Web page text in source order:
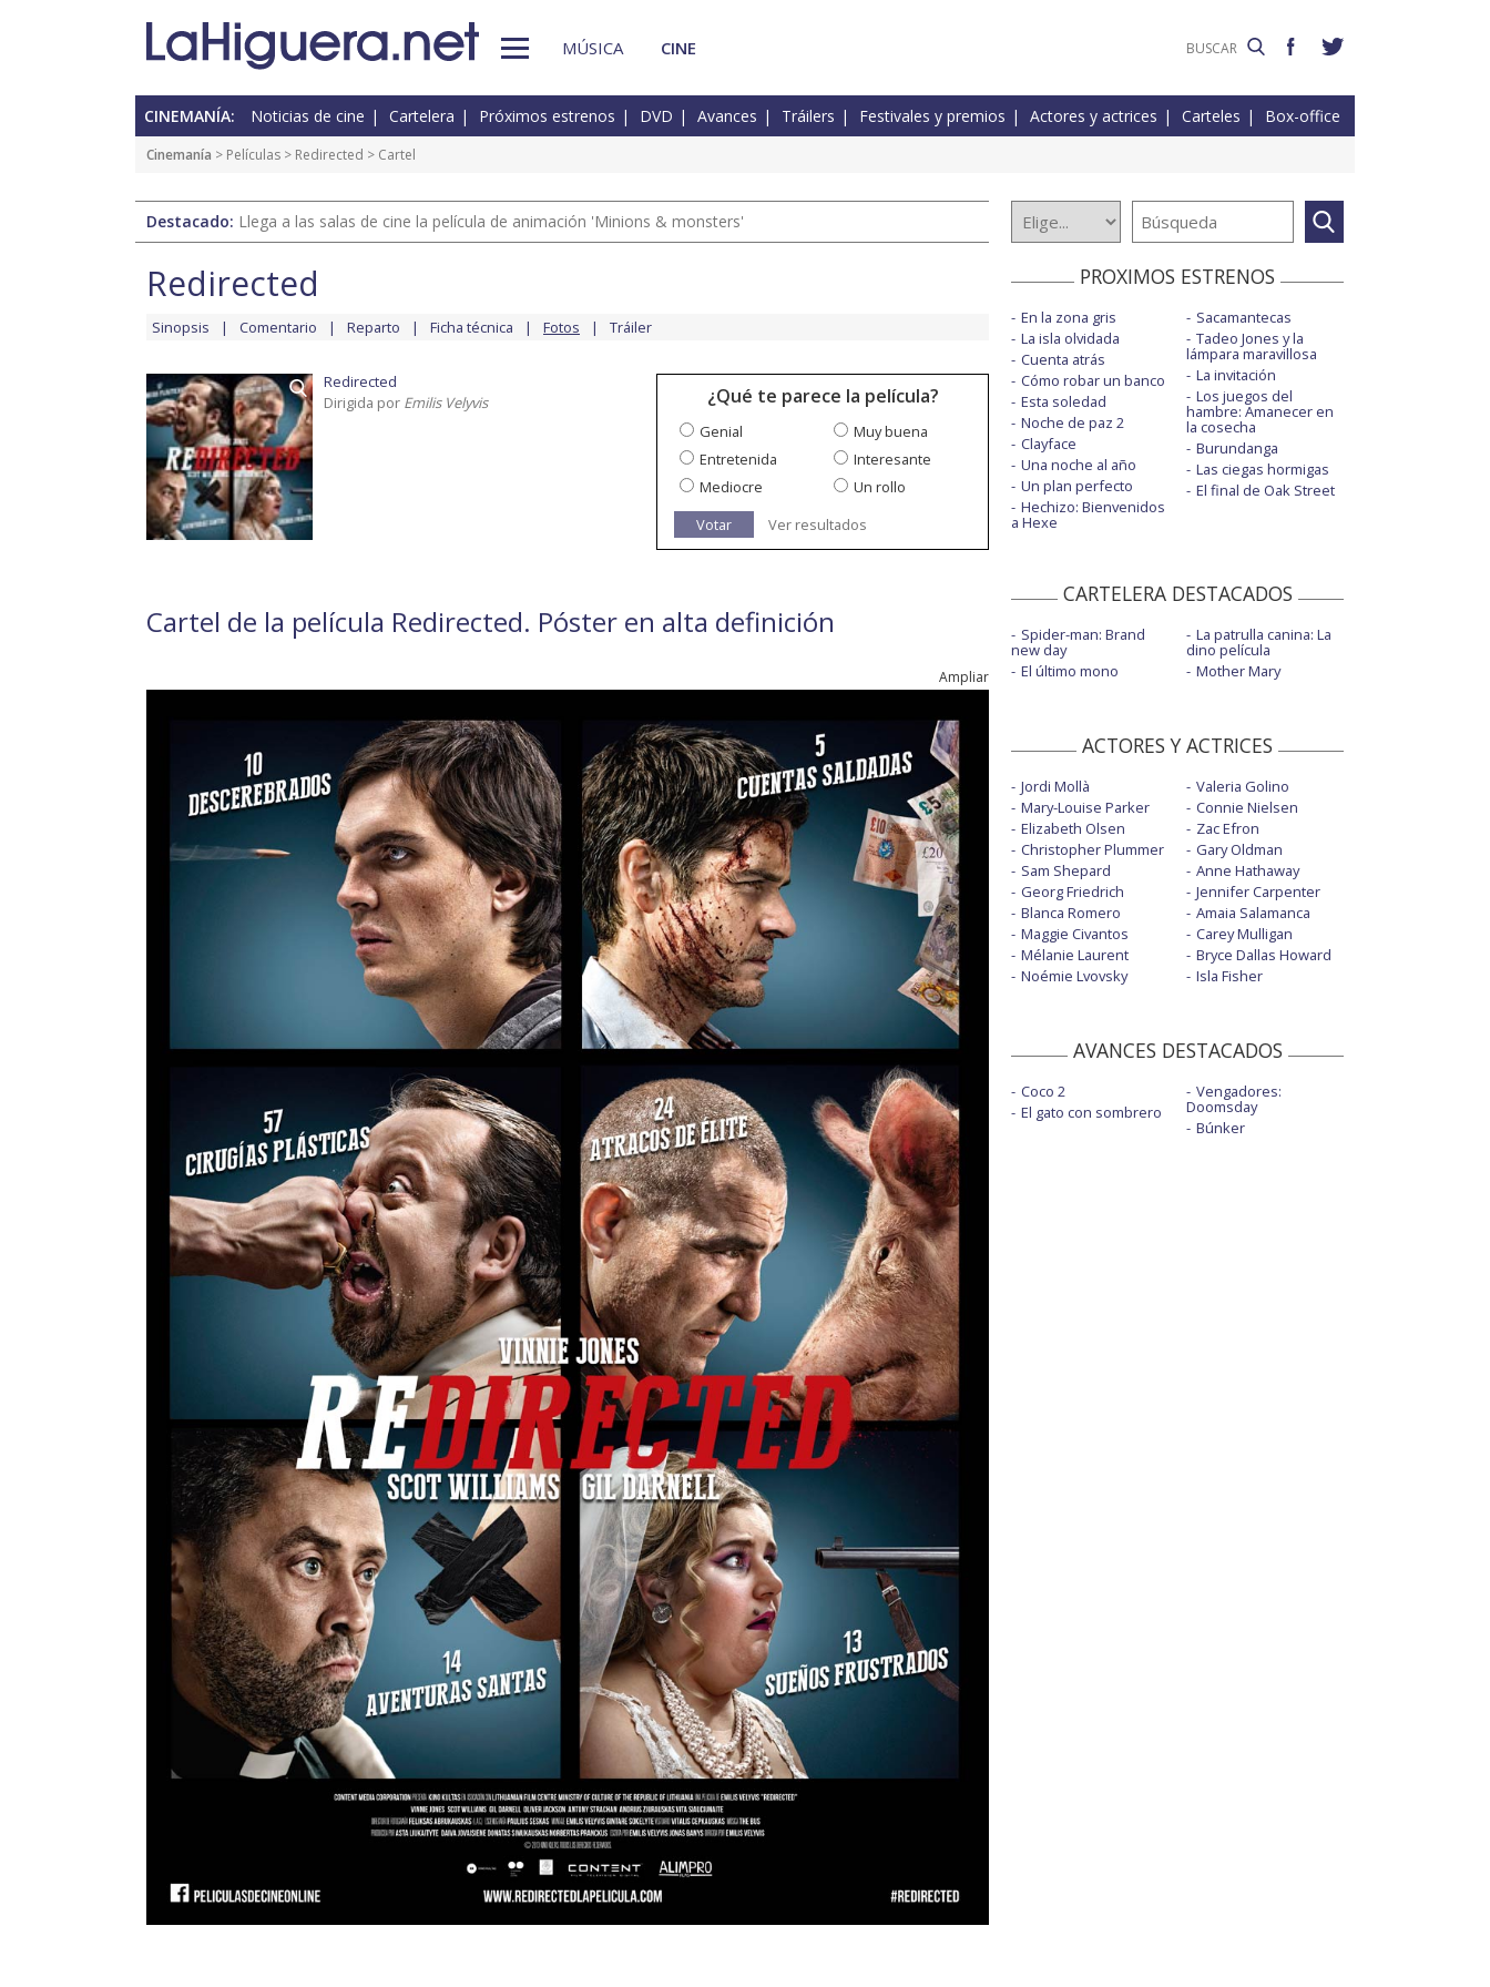
MÚSICA CINE
CINEMANÍA: Noticias de cine Cartelera Próximos estrenos DVD Avances Tráilers Festivales y premios Actores y actrices Carteles Box-office
Cinemanía > Películas > Redirected > Cartel
Destacado: Llega a las salas de cine la película de animación 'Minions & monsters'
Redirected
Sinopsis Comentario Reparto Ficha técnica Fotos Tráiler
Redirected
Dirigida por Emilis Velyvis ¿Qué te parece la película?
Genial
Muy buena
Entretenida
Interesante
Mediocre
Un rollo
Votar
Ver resultados
Cartel de la película Redirected. Póster en alta definición
Ampliar
PROXIMOS ESTRENOS
En la zona gris
La isla olvidada
Cuenta atrás
Cómo robar un banco
Esta soledad
Noche de paz 2
Clayface
Una noche al año
Un plan perfecto
Hechizo: Bienvenidos
a Hexe
Sacamantecas
Tadeo Jones y la
lámpara maravillosa
La invitación
Los juegos del
hambre: Amanecer en
la cosecha
Burundanga
Las ciegas hormigas
El final de Oak Street
CARTELERA DESTACADOS
Spider-man: Brand
new day
El último mono
La patrulla canina: La
dino película
Mother Mary
ACTORES Y ACTRICES
Jordi Mollà
Mary-Louise Parker
Elizabeth Olsen
Christopher Plummer
Sam Shepard
Georg Friedrich
Blanca Romero
Maggie Civantos
Mélanie Laurent
Noémie Lvovsky
Valeria Golino
Connie Nielsen
Zac Efron
Gary Oldman
Anne Hathaway
Jennifer Carpenter
Amaia Salamanca
Carey Mulligan
Bryce Dallas Howard
Isla Fisher
AVANCES DESTACADOS
Coco 2
El gato con sombrero
Vengadores:
Doomsday
Búnker